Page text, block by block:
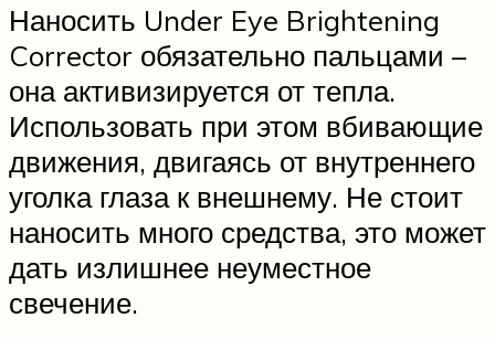
Наносить Under Eye Brightening
Corrector обязательно пальцами –
она активизируется от тепла.
Использовать при этом вбивающие
движения, двигаясь от внутреннего
уголка глаза к внешнему. Не стоит
наносить много средства, это может
дать излишнее неуместное
свечение.